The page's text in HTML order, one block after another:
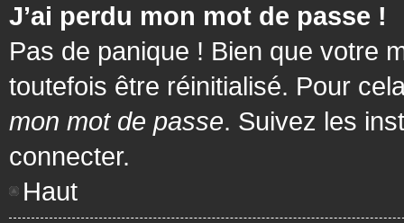
J’ai perdu mon mot de passe !
Pas de panique ! Bien que votre
toutefois être réinitialisé. Pour
mon mot de passe. Suivez les
connecter.
Haut